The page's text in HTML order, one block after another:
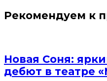
Рекомендуем к
Новая Соня:
дебют в театре